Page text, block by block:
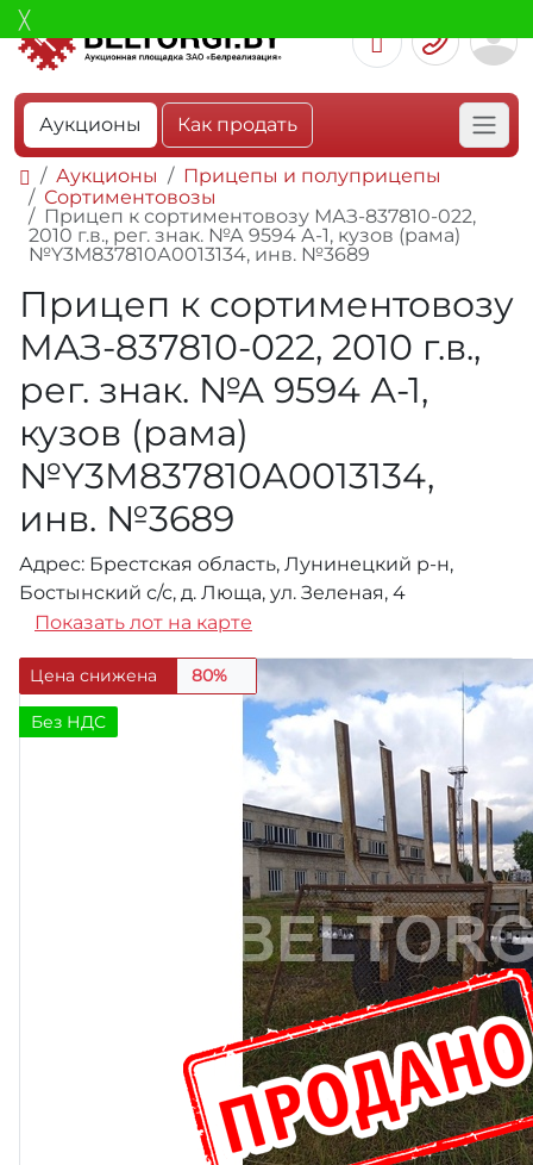
Аукционы Как продать
Аукционы
Прицепы и полуприцепы
Сортиментовозы
Прицеп к сортиментовозу МАЗ-837810-022,
2010 г.в., рег. знак. №А 9594 А-1, кузов (рама)
№Y3M837810А0013134, инв. №3689
Прицеп к сортиментовозу
МАЗ-837810-022, 2010 г.в.,
рег. знак. №А 9594 А-1,
кузов (рама)
№Y3M837810А0013134,
инв. №3689
Адрес: Брестская область, Лунинецкий р-н,
Бостынский с/с, д. Люща, ул. Зеленая, 4
Показать лот на карте
Цена снижена 80%
Без НДС